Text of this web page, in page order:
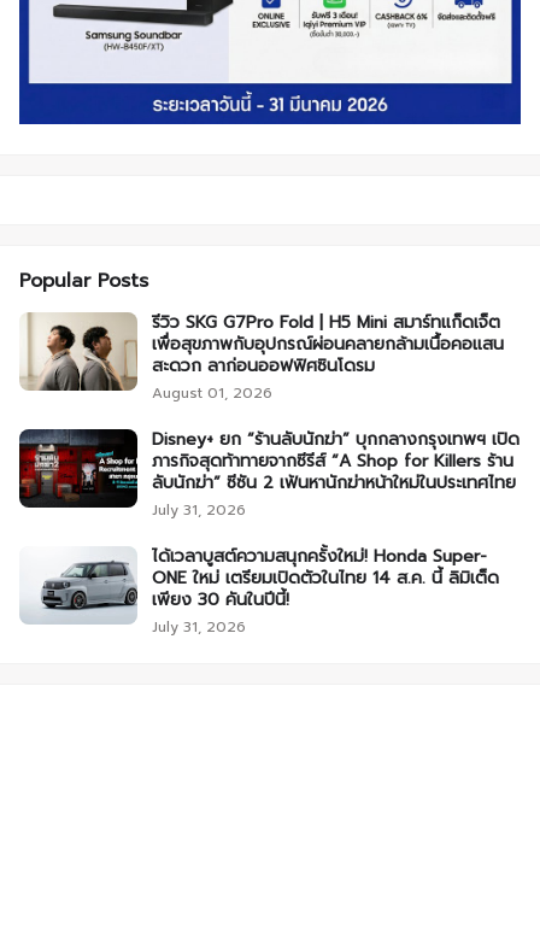
Popular Posts
รีวิว SKG G7Pro Fold | H5 Mini สมาร์ทแก็ดเจ็ต
เพื่อสุขภาพกับอุปกรณ์ผ่อนคลายกล้ามเนื้อคอแสน
สะดวก ลาก่อนออฟฟิศซินโดรม
August 01, 2026
Disney+ ยก “ร้านลับนักฆ่า” บุกกลางกรุงเทพฯ เปิด
ภารกิจสุดท้าทายจากซีรีส์ “A Shop for Killers ร้าน
ลับนักฆ่า” ซีซัน 2 เฟ้นหานักฆ่าหน้าใหม่ในประเทศไทย
July 31, 2026
ได้เวลาบูสต์ความสนุกครั้งใหม่! Honda Super-
ONE ใหม่ เตรียมเปิดตัวในไทย 14 ส.ค. นี้ ลิมิเต็ด
เพียง 30 คันในปีนี้!
July 31, 2026